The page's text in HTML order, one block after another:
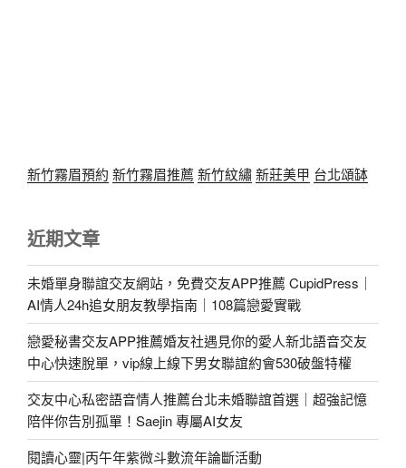
新竹霧眉預約 新竹霧眉推薦 新竹紋繡新莊美甲 台北頌缽
近期文章
未婚單身聯誼交友網站，免費交友APP推薦 CupidPress｜
AI情人24h追女朋友教學指南｜108篇戀愛實戰
戀愛秘書交友APP推薦婚友社遇見你的愛人新北語音交友
中心快速脫單，vip線上線下男女聯誼約會530破盤特權
交友中心私密語音情人推薦台北未婚聯誼首選｜超強記憶
陪伴你告別孤單！Saejin 專屬AI女友
閱讀心靈|丙午年紫微斗數流年論斷活動